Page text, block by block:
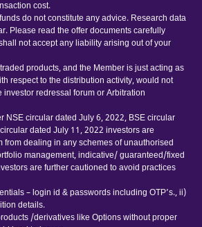
cost.
do not constitute any advice. Research data
Please read the offer documents carefully
not accept any liability arising out of your
products, and the Member is just acting as
respect to the distribution activity, would not
investor redressal forum or Arbitration
NSE circular dated July 6, 2022, BSE circular
dated July 11, 2022 investors are
from dealing in any schemes of unauthorised
management, indicative/ guaranteed/fixed
are further cautioned to avoid practices
– login id & passwords including OTP’s., ii)
details.
/derivatives like Options without proper